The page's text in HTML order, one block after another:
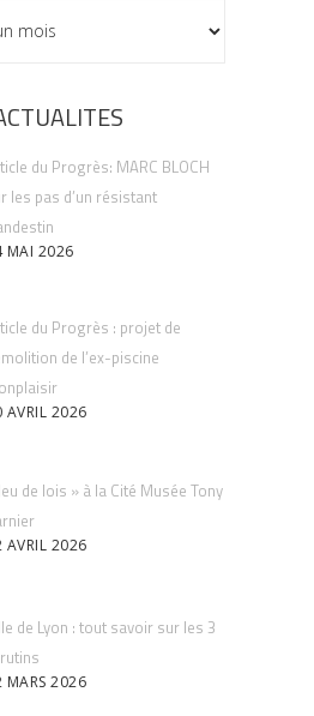
du Progrès: MARC BLOCH
les pas d’un résistant
MAI 2026
du Progrès : projet de
de l’ex-piscine
AVRIL 2026
de lois » à la Cité Musée Tony
AVRIL 2026
de Lyon : tout savoir sur les 3
MARS 2026